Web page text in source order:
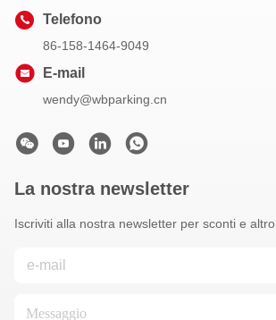
Telefono
86-158-1464-9049
E-mail
wendy@wbparking.cn
La nostra newsletter
Iscriviti alla nostra newsletter per sconti e altro.